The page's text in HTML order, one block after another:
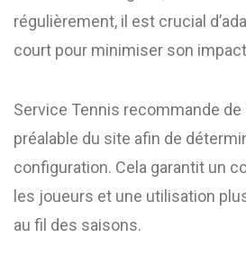
régulièrement, il est crucial
court pour minimiser son
Service Tennis recommande
préalable du site afin de
configuration. Cela garantit un
les joueurs et une utilisation
au fil des saisons.